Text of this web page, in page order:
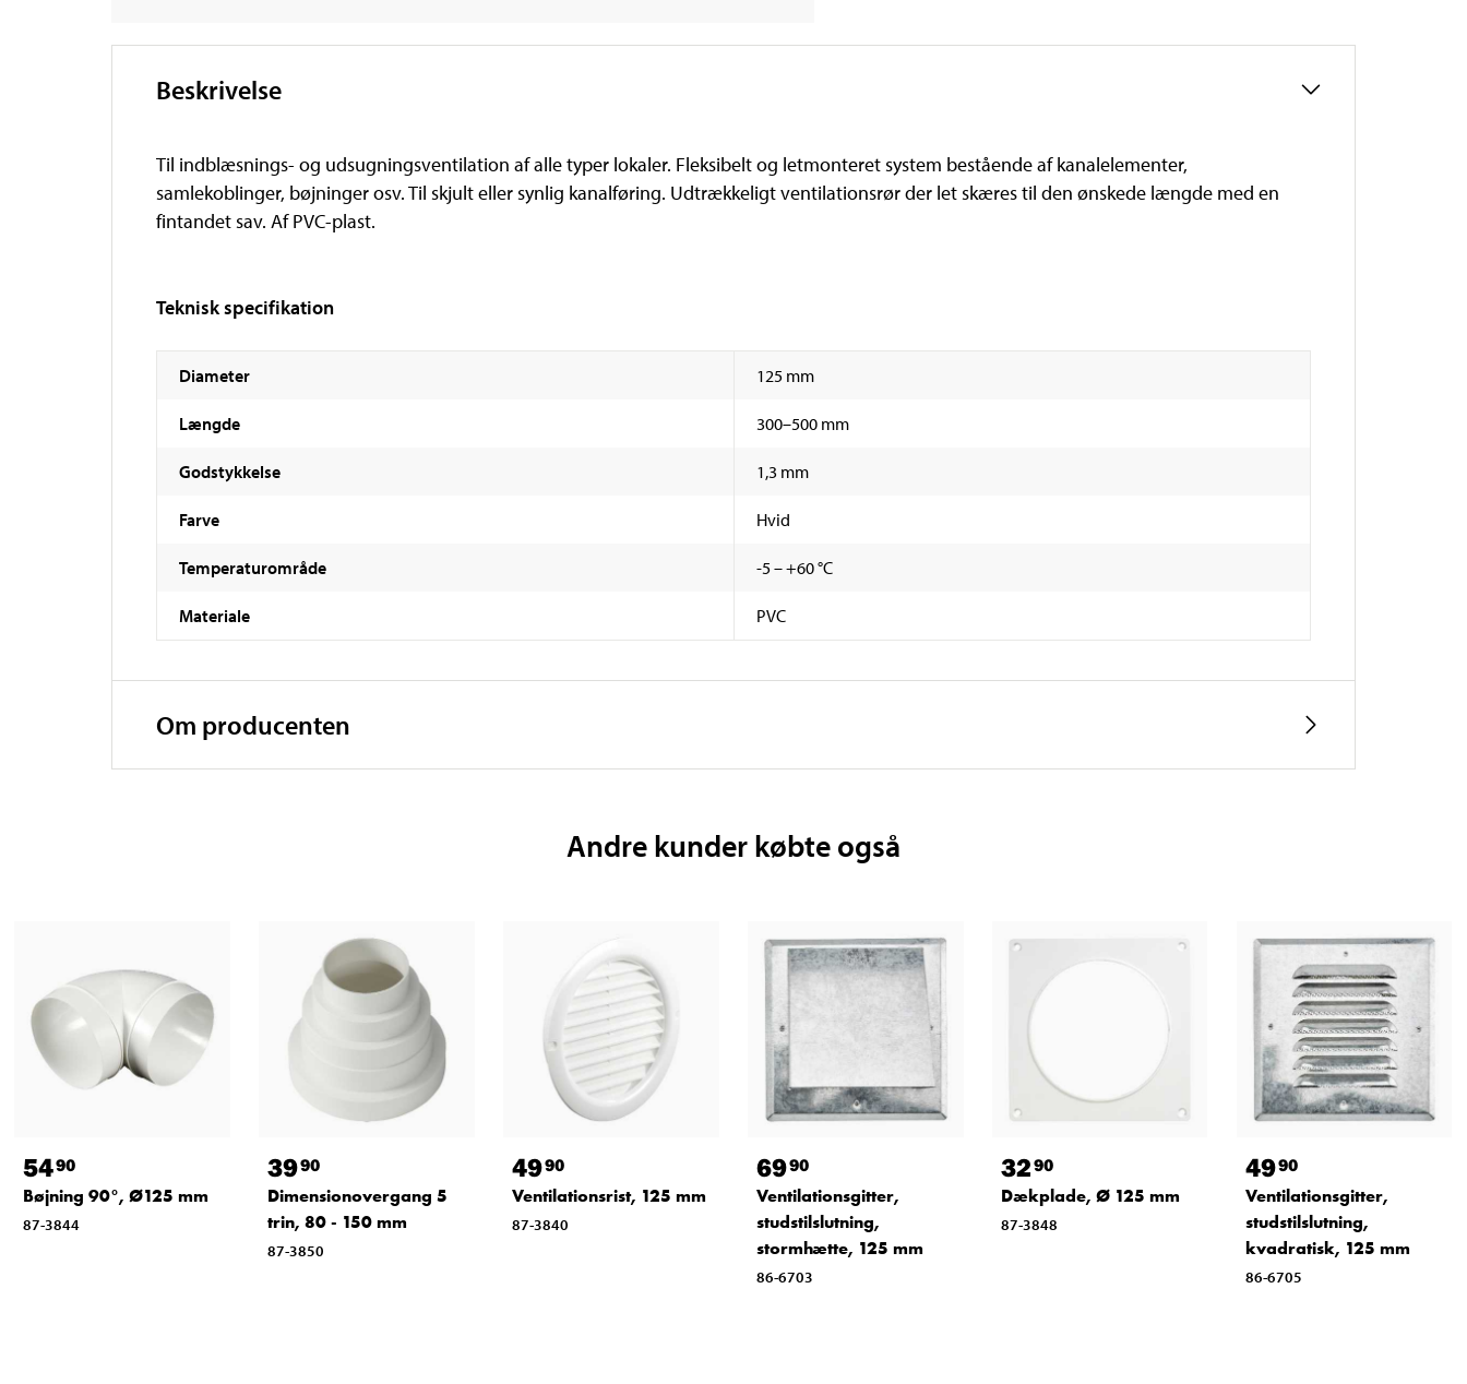
Beskrivelse
Til indblæsnings- og udsugningsventilation af alle typer lokaler. Fleksibelt og letmonteret system bestående af kanalelementer,
samlekoblinger, bøjninger osv. Til skjult eller synlig kanalføring. Udtrækkeligt ventilationsrør der let skæres til den ønskede længde med en
fintandet sav. Af PVC-plast.
Teknisk specifikation
Diameter 125 mm
Længde 300–500 mm
Godstykkelse 1,3 mm
Farve Hvid
Temperaturområde -5 – +60 °C
Materiale PVC
Om producenten
Andre kunder købte også
5490
Bøjning 90°, Ø125 mm
87-3844
3990
Dimensionovergang 5
trin, 80 - 150 mm
87-3850
4990
Ventilationsrist, 125 mm
87-3840
6990
Ventilationsgitter,
studstilslutning,
stormhætte, 125 mm
86-6703
3290
Dækplade, Ø 125 mm
87-3848
4990
Ventilationsgitter,
studstilslutning,
kvadratisk, 125 mm
86-6705